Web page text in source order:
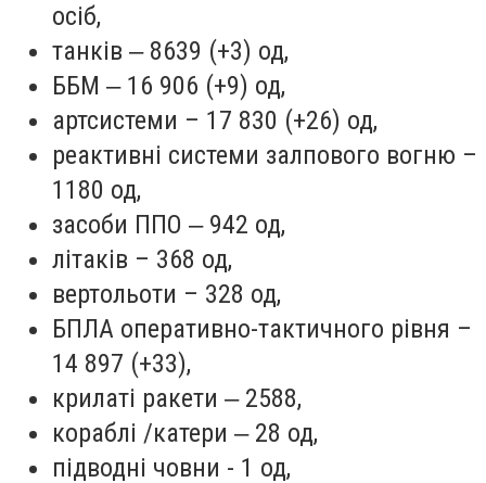
осіб,
танків ‒ 8639 (+3) од,
ББМ ‒ 16 906 (+9) од,
артсистеми – 17 830 (+26) од,
реактивні системи залпового вогню –
1180 од,
засоби ППО ‒ 942 од,
літаків – 368 од,
вертольоти – 328 од,
БПЛА оперативно-тактичного рівня –
14 897 (+33),
крилаті ракети ‒ 2588,
кораблі /катери ‒ 28 од,
підводні човни - 1 од,